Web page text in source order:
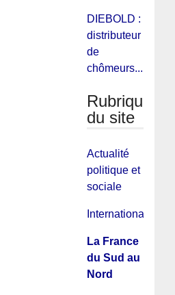
DIEBOLD :
distributeur
de
chômeurs...
Rubriques
du site
Actualité
politique et
sociale
International
La France
du Sud au
Nord